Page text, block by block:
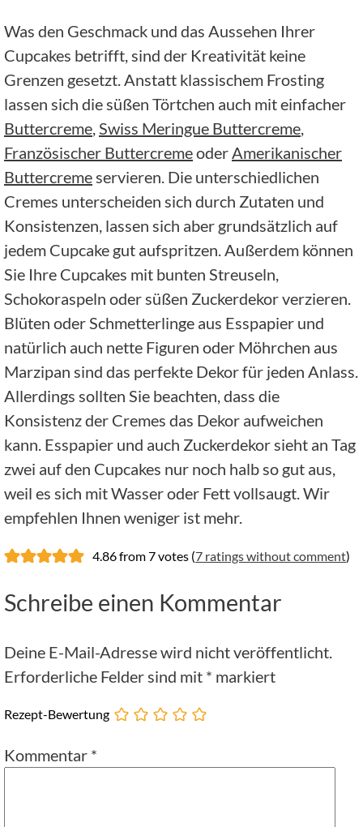
Was den Geschmack und das Aussehen Ihrer
Cupcakes betrifft, sind der Kreativität keine
Grenzen gesetzt. Anstatt klassischem Frosting
lassen sich die süßen Törtchen auch mit einfacher
Buttercreme,Swiss Meringue Buttercreme,
Französischer ButtercremeoderAmerikanischer
Buttercremeservieren. Die unterschiedlichen
Cremes unterscheiden sich durch Zutaten und
Konsistenzen, lassen sich aber grundsätzlich auf
jedem Cupcake gut aufspritzen. Außerdem können
Sie Ihre Cupcakes mit bunten Streuseln,
Schokoraspeln oder süßen Zuckerdekor verzieren.
Blüten oder Schmetterlinge aus Esspapier und
natürlich auch nette Figuren oder Möhrchen aus
Marzipan sind das perfekte Dekor für jeden Anlass.
Allerdings sollten Sie beachten, dass die
Konsistenz der Cremes das Dekor aufweichen
kann. Esspapier und auch Zuckerdekor sieht an Tag
zwei auf den Cupcakes nur noch halb so gut aus,
weil es sich mit Wasser oder Fett vollsaugt. Wir
empfehlen Ihnen weniger ist mehr.
4.86 from 7 votes (7 ratings without comment)
Schreibe einen Kommentar
Deine E-Mail-Adresse wird nicht veröffentlicht.
Erforderliche Felder sind mit * markiert
Rezept-Bewertung
Kommentar *